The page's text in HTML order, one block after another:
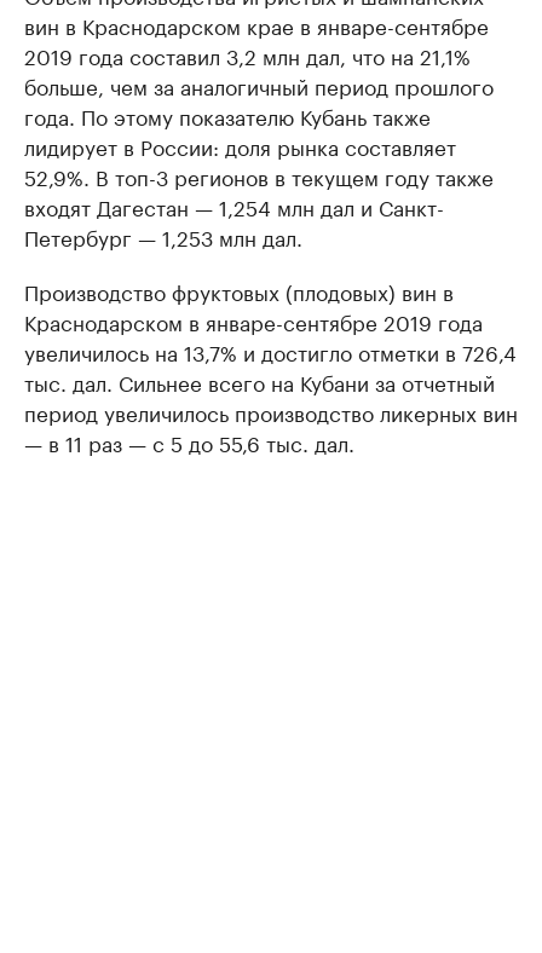
вин в Краснодарском крае в январе-сентябре
2019 года составил 3,2 млн дал, что на 21,1%
больше, чем за аналогичный период прошлого
года. По этому показателю Кубань также
лидирует в России: доля рынка составляет
52,9%. В топ-3 регионов в текущем году также
входят Дагестан — 1,254 млн дал и Санкт-
Петербург — 1,253 млн дал.
Производство фруктовых (плодовых) вин в
Краснодарском в январе-сентябре 2019 года
увеличилось на 13,7% и достигло отметки в 726,4
тыс. дал. Сильнее всего на Кубани за отчетный
период увеличилось производство ликерных вин
— в 11 раз — с 5 до 55,6 тыс. дал.